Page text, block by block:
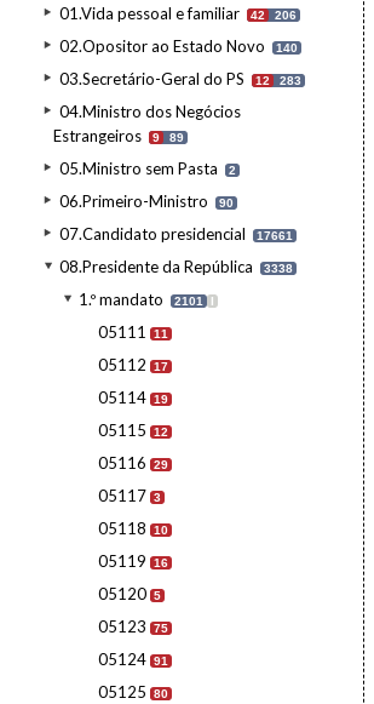
01.Vida pessoal e familiar 42 206
02.Opositor ao Estado Novo 140
03.Secretário-Geral do PS 12 283
04.Ministro dos Negócios
Estrangeiros
9 89
05.Ministro sem Pasta 2
06.Primeiro-Ministro 90
07.Candidato presidencial 17661
08.Presidente da República 3338
1.º mandato 2101 I
05111 11
05112 17
05114 19
05115 12
05116 29
05117 3
05118 10
05119 16
05120 5
05123 75
05124 91
05125 80